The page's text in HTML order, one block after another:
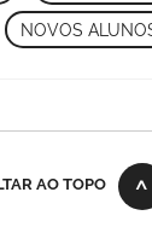
NOVOS
AO TOPO